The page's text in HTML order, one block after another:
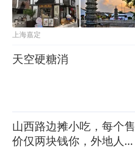
上海嘉定
天空硬糖消
山西路边摊小吃，每个售
价仅两块钱你，外地人少